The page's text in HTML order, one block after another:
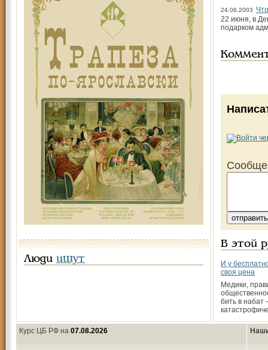
Люди ищут
24.06.2003
22 июня, в
подарком
В этой
И у
своя цена
Медики,
бить в набат
Курс ЦБ РФ на 07.08.2026